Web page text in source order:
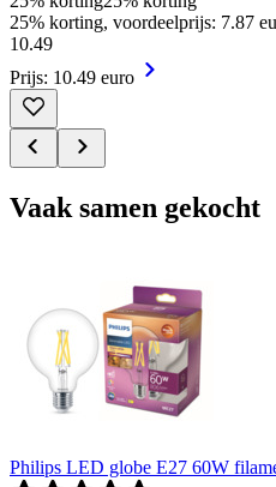
25% korting, voordeelprijs: 7.87
10.49
Prijs: 10.49 euro
Vaak samen gekocht
Philips LED globe E27 60W